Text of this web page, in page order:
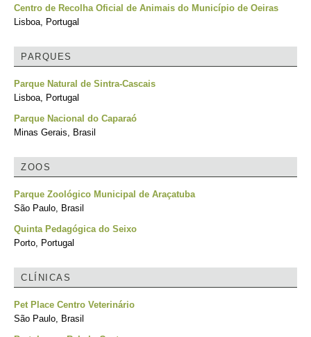
Centro de Recolha Oficial de Animais do Município de Oeiras
Lisboa, Portugal
PARQUES
Parque Natural de Sintra-Cascais
Lisboa, Portugal
Parque Nacional do Caparaó
Minas Gerais, Brasil
ZOOS
Parque Zoológico Municipal de Araçatuba
São Paulo, Brasil
Quinta Pedagógica do Seixo
Porto, Portugal
CLÍNICAS
Pet Place Centro Veterinário
São Paulo, Brasil